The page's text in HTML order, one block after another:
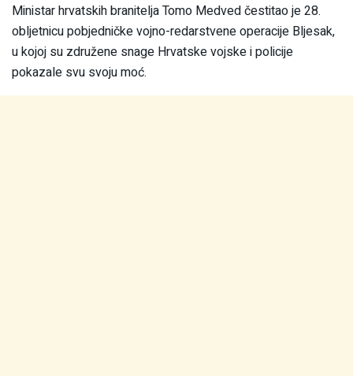
Ministar hrvatskih branitelja Tomo Medved čestitao je 28.
obljetnicu pobjedničke vojno-redarstvene operacije Bljesak,
u kojoj su združene snage Hrvatske vojske i policije
pokazale svu svoju moć.